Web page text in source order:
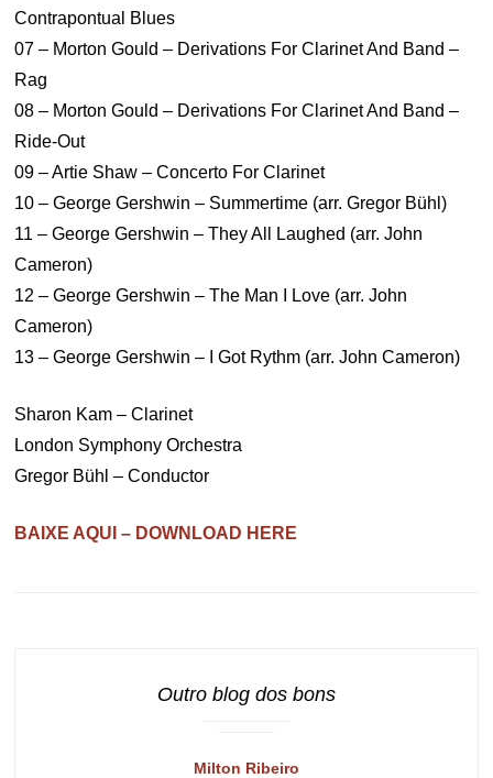
Contrapontual Blues
07 – Morton Gould – Derivations For Clarinet And Band –
Rag
08 – Morton Gould – Derivations For Clarinet And Band –
Ride-Out
09 – Artie Shaw – Concerto For Clarinet
10 – George Gershwin – Summertime (arr. Gregor Bühl)
11 – George Gershwin – They All Laughed (arr. John
Cameron)
12 – George Gershwin – The Man I Love (arr. John
Cameron)
13 – George Gershwin – I Got Rythm (arr. John Cameron)
Sharon Kam – Clarinet
London Symphony Orchestra
Gregor Bühl – Conductor
BAIXE AQUI – DOWNLOAD HERE
Outro blog dos bons
Milton Ribeiro